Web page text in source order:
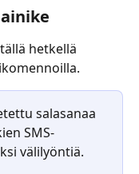
hetkellä
salasanaa
SMS-
välilyöntiä.